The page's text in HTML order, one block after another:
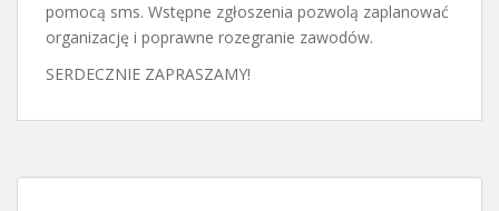
pomocą sms. Wstępne zgłoszenia pozwolą zaplanować
organizację i poprawne rozegranie zawodów.
SERDECZNIE ZAPRASZAMY!